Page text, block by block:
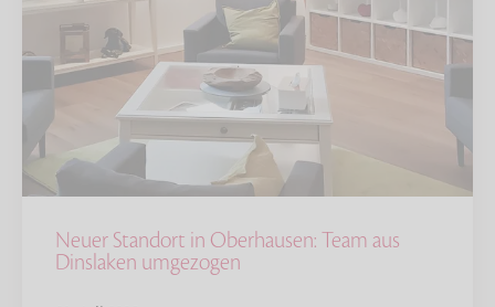
Neuer Standort in Oberhausen: Team aus
Dinslaken umgezogen